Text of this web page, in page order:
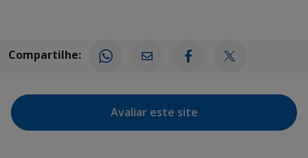
Compartilhe:
Avaliar este site